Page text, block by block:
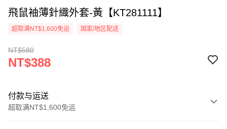
飛鼠袖薄針織外套-黃【KT281111】
超取满NT$1,600免运 国家/地区配送
NT$580
NT$388
付款与运送
超取满NT$1,600免运